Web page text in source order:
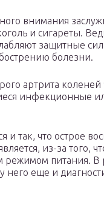
внимания
и сигареты.
защитные
болезни.
артрита коленей
инфекционные
и так, что острое
из-за того,
режимом питания. В
него еще и